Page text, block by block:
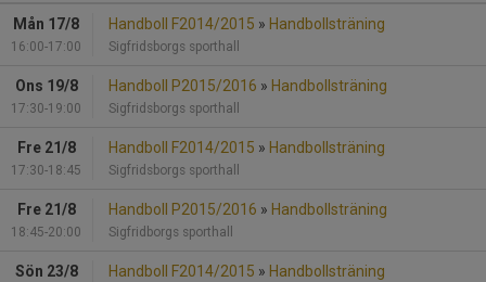
Mån 17/8
16:00-17:00
Handboll F2014/2015 » Handbollsträning
Sigfridsborgs sporthall
Ons 19/8
17:30-19:00
Handboll P2015/2016 » Handbollsträning
Sigfridsborgs sporthall
Fre 21/8
17:30-18:45
Handboll F2014/2015 » Handbollsträning
Sigfridsborgs sporthall
Fre 21/8
18:45-20:00
Handboll P2015/2016 » Handbollsträning
Sigfridborgs sporthall
Sön 23/8 Handboll F2014/2015 » Handbollsträning